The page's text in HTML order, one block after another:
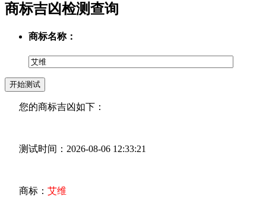
商标吉凶检测查询
商标名称：
您的商标吉凶如下：
测试时间：2026-08-06 12:33:21
商标： 艾维